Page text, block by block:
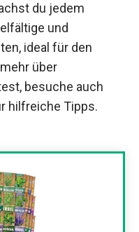
du jedem
und
ideal für den
über
besuche auch
hilfreiche Tipps.